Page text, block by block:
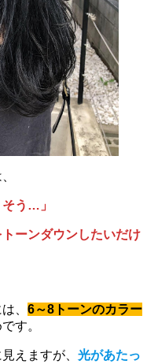
う…」
ーンダウンしたいだけ
、 6～8トーンのカラー
す。
えますが、 光があたっ